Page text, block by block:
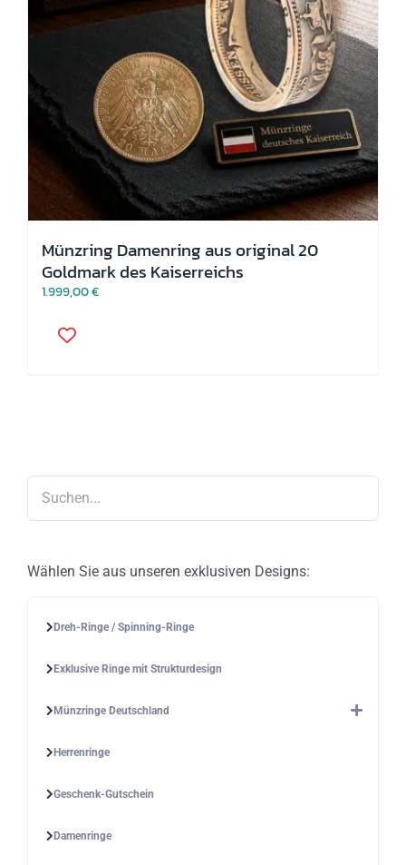
Münzring Damenring aus original 20
Goldmark des Kaiserreichs
1.999,00€
Produkt
Produktseite
gewählt
Wählen Sie aus unseren exklusiven Designs:
Dreh-Ringe / Spinning-Ringe
Exklusive Ringe mit Strukturdesign
Münzringe Deutschland
Herrenringe
Geschenk-Gutschein
Damenringe